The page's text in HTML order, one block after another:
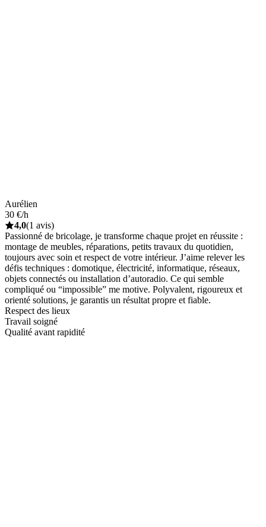
Aurélien
30 €/h
4,0(1 avis)
Passionné de bricolage, je transforme chaque projet en réussite :
montage de meubles, réparations, petits travaux du quotidien,
toujours avec soin et respect de votre intérieur. J’aime relever les
défis techniques : domotique, électricité, informatique, réseaux,
objets connectés ou installation d’autoradio. Ce qui semble
compliqué ou “impossible” me motive. Polyvalent, rigoureux et
orienté solutions, je garantis un résultat propre et fiable.
Respect des lieux
Travail soigné
Qualité avant rapidité